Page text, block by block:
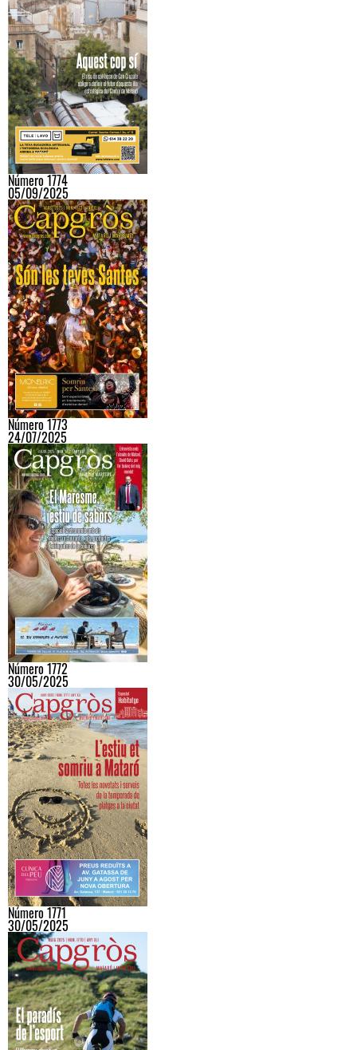
Número 1774
05/09/2025
Número 1773
24/07/2025
Número 1772
30/05/2025
Número 1771
30/05/2025